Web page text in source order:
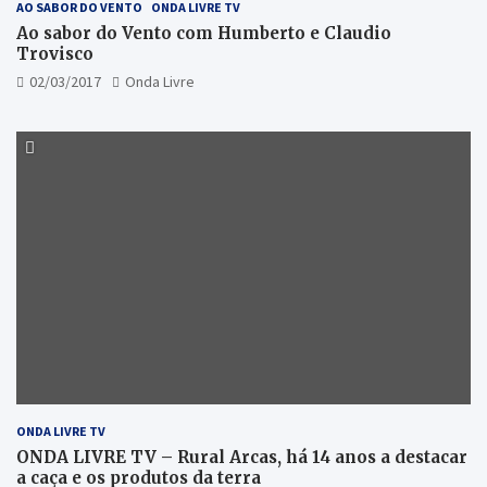
AO SABOR DO VENTO ONDA LIVRE TV
Ao sabor do Vento com Humberto e Claudio
Trovisco
02/03/2017 Onda Livre
ONDA LIVRE TV
ONDA LIVRE TV – Rural Arcas, há 14 anos a destacar
a caça e os produtos da terra